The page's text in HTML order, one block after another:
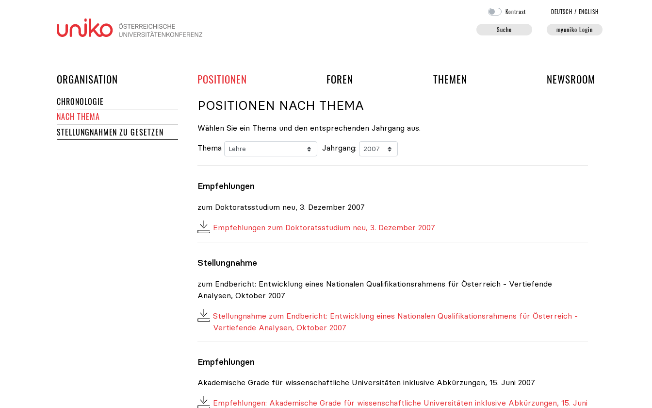
Kontrast DEUTSCH /ENGLISH
Suche myuniko Login
ORGANISATION POSITIONEN FOREN UND ARBEITSGRUPPEN DER UNIKO
THEMEN NEWSROOM
CHRONOLOGIE
NACH THEMA
STELLUNGNAHMEN ZU GESETZEN
POSITIONEN NACH THEMA
Wählen Sie ein Thema und den entsprechenden Jahrgang aus.
Thema Jahrgang:
Empfehlungen
zum Doktoratsstudium neu, 3. Dezember 2007
Empfehlungen zum Doktoratsstudium neu, 3. Dezember 2007
Stellungnahme
zum Endbericht: Entwicklung eines Nationalen Qualifikationsrahmens für Österreich - Vertiefende
Analysen, Oktober 2007
Stellungnahme zum Endbericht: Entwicklung eines Nationalen Qualifikationsrahmens für Österreich -
Vertiefende Analysen, Oktober 2007
Empfehlungen
Akademische Grade für wissenschaftliche Universitäten inklusive Abkürzungen, 15. Juni 2007
Empfehlungen: Akademische Grade für wissenschaftliche Universitäten inklusive Abkürzungen, 15. Juni